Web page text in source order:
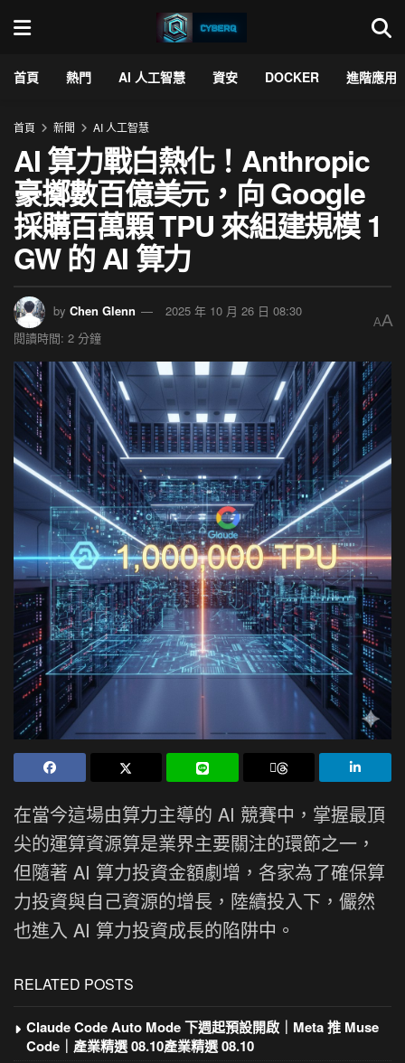
首頁 熱門 AI 人工智慧 資安 DOCKER 進階應用
首頁 新聞 AI 人工智慧
AI 算力戰白熱化！Anthropic
豪擲數百億美元，向 Google
採購百萬顆 TPU 來組建規模 1
GW 的 AI 算力
by Chen Glenn
2025 年 10 月 26 日 08:30
閱讀時間: 2 分鐘
AA
在當今這場由算力主導的 AI 競賽中，掌握最頂
尖的運算資源算是業界主要關注的環節之一，
但隨著 AI 算力投資金額劇增，各家為了確保算
力投資與自己資源的增長，陸續投入下，儼然
也進入 AI 算力投資成長的陷阱中。
RELATED POSTS
Claude Code Auto Mode 下週起預設開啟｜Meta 推 Muse
Code｜產業精選 08.10產業精選 08.10